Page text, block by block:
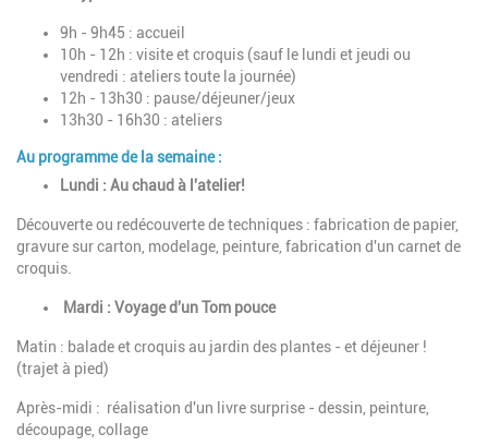
9h - 9h45 : accueil
10h - 12h : visite et croquis (sauf le lundi et jeudi ou
vendredi : ateliers toute la journée)
12h - 13h30 : pause/déjeuner/jeux
13h30 - 16h30 : ateliers
Au programme de la semaine :
Lundi : Au chaud à l'atelier!
Découverte ou redécouverte de techniques : fabrication de papier,
gravure sur carton, modelage, peinture, fabrication d'un carnet de
croquis.
Mardi : Voyage d'un Tom pouce
Matin : balade et croquis au jardin des plantes - et déjeuner !
(trajet à pied)
Après-midi : réalisation d'un livre surprise - dessin, peinture,
découpage, collage